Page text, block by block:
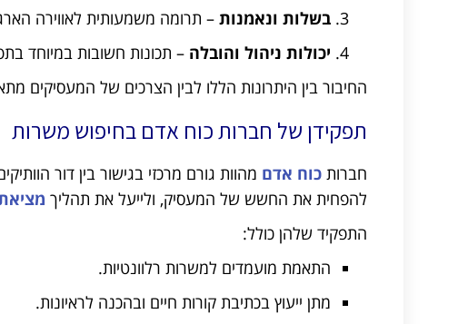
בשלות ונאמנות– תרומה משמעותית לאווירה
יכולות ניהול והובלה – תכונות חשובות במיוחד
החיבור בין היתרונות הללו לבין הצרכים של המעסיקים
תפקידן של חברות כוח אדם בחיפוש משרות
חברות כוח אדם מהוות גורם מרכזי בגישור בין דור
להפחית את החשש של המעסיק, ולייעל את תהליך
התפקיד שלהן כולל:
התאמת מועמדים למשרות רלוונטיות.
מתן ייעוץ בכתיבת קורות חיים ובהכנה לראיונות.